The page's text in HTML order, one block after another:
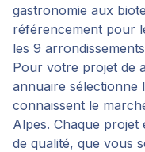
gastronomie aux
référencement pour
les 9
Pour votre projet de
annuaire sélectionne
connaissent le
Alpes. Chaque projet
de qualité, que vous